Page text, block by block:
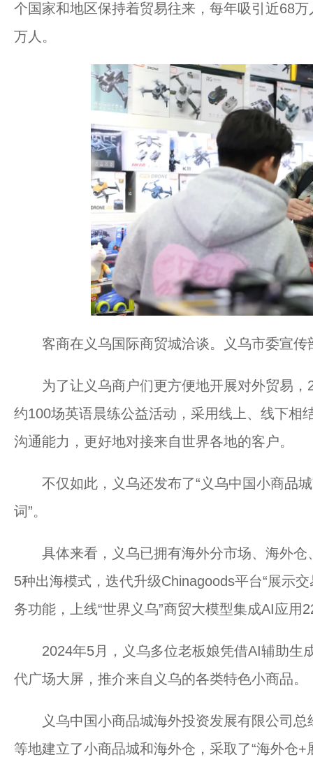
个国家和地区保持着贸易往来，每年吸引近68
万人。
客商在义乌国际商贸城洽谈。义乌市委宣传
为了让义乌商户们更方便地开展对外贸易，
约100场英语晨练公益活动，采用线上、线下相
沟通能力，更好地对接来自世界各地的客户。
不仅如此，义乌还发布了“义乌中国小商品城
词”。
具体来看，义乌已拥有海外分市场、海外仓
5种出海模式，迭代升级Chinagoods平台“展示
务功能，上线“世界义乌”商贸大模型集成AI应用
2024年5月，义乌多位老板娘凭借AI辅助生
代广场大屏，推介来自义乌的各类特色小商品。
义乌中国小商品城海外投资发展有限公司总
等地建立了小商品城和海外仓，采取了“海外仓+